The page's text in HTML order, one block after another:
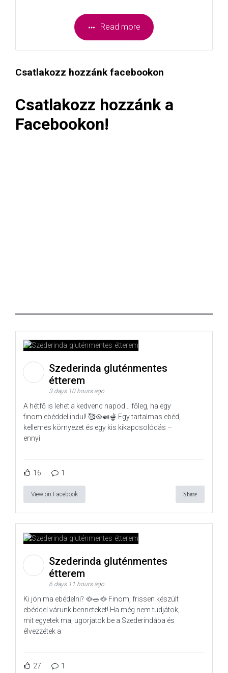
Read more
Csatlakozz hozzánk facebookon
Csatlakozz hozzánk a
Facebookon!
Szederinda gluténmentes
étterem
3 days 10 hours ago
A hétfő is lehet a kedvenc napod… főleg, ha egy
finom ebéddel indul! 🥰🥘🍛🫕 Egy tartalmas ebéd,
kellemes környezet és egy kis kikapcsolódás –
ennyi
16 1
View on Facebook Share
Szederinda gluténmentes
étterem
6 days 11 hours ago
Ki jön ma ebédelni? 🥘🥗🥘 Finom, frissen készült
ebéddel várunk benneteket! Ha még nem tudjátok,
mit egyetek ma, ugorjatok be a Szederindába és
élvezzétek a
27 1